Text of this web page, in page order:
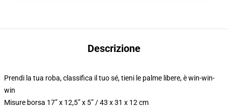
Descrizione
Prendi la tua roba, classifica il tuo sé, tieni le palme libere, è win-win-
win
Misure borsa 17” x 12,5” x 5” / 43 x 31 x 12 cm